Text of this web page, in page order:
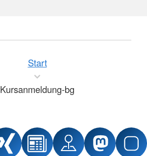
Start
Kursanmeldung-bg